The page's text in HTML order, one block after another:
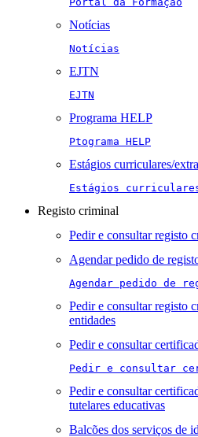
Notícias
Notícias
EJTN
EJTN
Programa HELP
Ptograma HELP
Estágios curriculares/
Estágios
Registo criminal
Pedir e consultar registo
Agendar pedido de
Agendar pedido de
Pedir e consultar registo
entidades
Pedir e consultar
Pedir e consultar
Pedir e consultar
tutelares educativas
Balcões dos serviços de